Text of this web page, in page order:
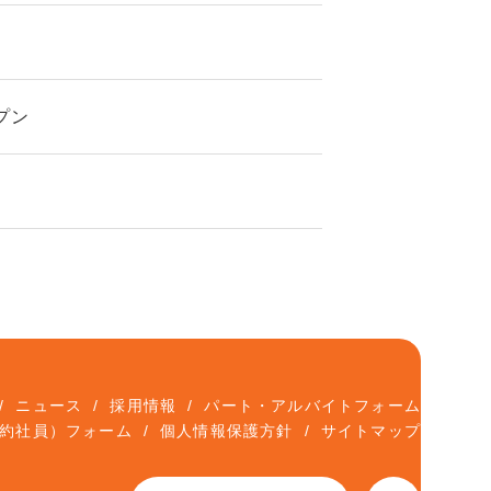
ン
ニュース 採用情報
パート・アルバイトフォーム
社員）フォーム
個人情報保護方針 サイトマップ